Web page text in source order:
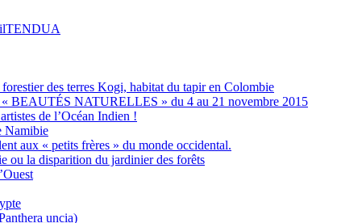
TENDUA
des terres Kogi, habitat du tapir en Colombie
« BEAUTÉS NATURELLES » du 4 au 21 novembre 2015
de l’Océan Indien !
Namibie
aux « petits frères » du monde occidental.
ou la disparition du jardinier des forêts
uncia)